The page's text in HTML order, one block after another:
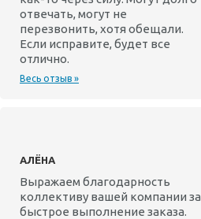
отвечать, могут не
перезвонить, хотя обещали.
Если исправите, будет все
отлично.
Весь отзыв »
АЛЁНА
Выражаем благодарность
коллективу вашей компании за
быстрое выполнение заказа.